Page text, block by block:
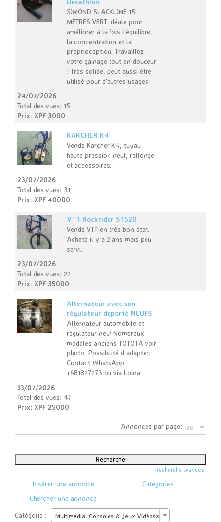
Decathlon
SIMOND SLACKLINE 15
MÈTRES VERT Idéale pour
améliorer à la fois l'équilibre,
la concentration et la
proprioception. Travaillez
votre gainage tout en douceur
! Très solide, peut aussi être
utilisé pour d'autres usages
24/07/2026
Total des vues: 15
Prix: XPF 3000
KARCHER K4
Vends Karcher K4, tuyau
haute pression neuf, rallonge
et accessoires.
23/07/2026
Total des vues: 31
Prix: XPF 40000
VTT Rockrider ST520
Vends VTT en très bon état.
Acheté il y a 2 ans mais peu
servi.
23/07/2026
Total des vues: 22
Prix: XPF 35000
Alternateur avec son
régulateur deporté NEUFS
Alternateur automobile et
régulateur neuf Nombreux
modèles anciens TOTOTA voir
photo. Possibilité d adapter.
Contact WhatsApp
+681827273 ou via Loina
13/07/2026
Total des vues: 41
Prix: XPF 25000
Annonces par page:
Recherche avancée
Insérer une annonce
Catégories
Chercher une annonce
Catégorie :
×
Multimédia: Consoles & Jeux Vidéos